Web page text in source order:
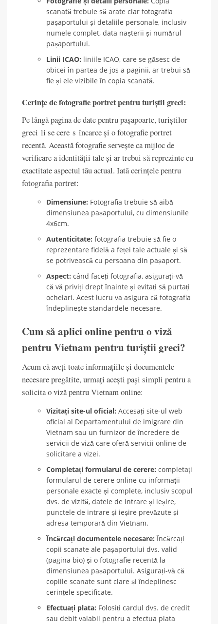
scanată trebuie să arate clar fotografia
pașaportului și detaliile personale, inclusiv
numele complet, data nașterii și numărul
pașaportului.
Linii ICAO: liniile ICAO, care se găsesc de
obicei în partea de jos a paginii, ar trebui să
fie și ele vizibile în copia scanată.
Cerințe de fotografie portret pentru turiștii greci:
Pe lângă pagina de date pentru pașapoarte, turiștilor
greci li se cere s încarce și o fotografie portret
recentă. Această fotografie servește ca mijloc de
verificare a identității tale și ar trebui să reprezinte cu
exactitate aspectul tău actual. Iată cerințele pentru
fotografia portret:
Dimensiune: Fotografia trebuie să aibă
dimensiunea pașaportului, cu dimensiunile
4x6cm.
Autenticitate: fotografia trebuie să fie o
reprezentare fidelă a feței tale actuale și să
se potrivească cu persoana din pașaport.
Aspect: când faceți fotografia, asigurați-vă
că vă priviți drept înainte și evitați să purtați
ochelari. Acest lucru va asigura că fotografia
îndeplinește standardele necesare.
Cum să aplici online pentru o viză
pentru Vietnam pentru turiștii greci?
Acum că aveți toate informațiile și documentele
necesare pregătite, urmați acești pași simpli pentru a
solicita o viză pentru Vietnam online:
Vizitați site-ul oficial: Accesați site-ul web
oficial al Departamentului de imigrare din
Vietnam sau un furnizor de încredere de
servicii de viză care oferă servicii online de
solicitare a vizei.
Completați formularul de cerere: completați
formularul de cerere online cu informații
personale exacte și complete, inclusiv scopul
dvs. de vizită, datele de intrare și ieșire,
punctele de intrare și ieșire prevăzute și
adresa temporară din Vietnam.
Încărcați documentele necesare: Încărcați
copii scanate ale pașaportului dvs. valid
(pagina bio) și o fotografie recentă la
dimensiunea pașaportului. Asigurați-vă că
copiile scanate sunt clare și îndeplinesc
cerințele specificate.
Efectuați plata: Folosiți cardul dvs. de credit
sau debit valabil pentru a efectua plata